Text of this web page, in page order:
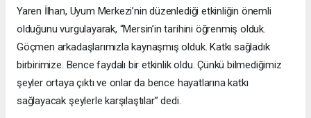
Yaren İlhan, Uyum Merkezi’nin düzenlediği etkinliğin önemli
olduğunu vurgulayarak, “Mersin’in tarihini öğrenmiş olduk.
Göçmen arkadaşlarımızla kaynaşmış olduk. Katkı sağladık
birbirimize. Bence faydalı bir etkinlik oldu. Çünkü bilmediğimiz
şeyler ortaya çıktı ve onlar da bence hayatlarına katkı
sağlayacak şeylerle karşılaştılar” dedi.